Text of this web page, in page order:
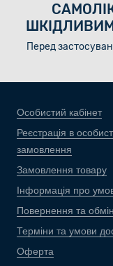
Перед
Особистий кабінет
Реєстрація в
замовлення
Замовлення товару
Інформація про
Повернення та обмін
Терміни та умови
Оферта